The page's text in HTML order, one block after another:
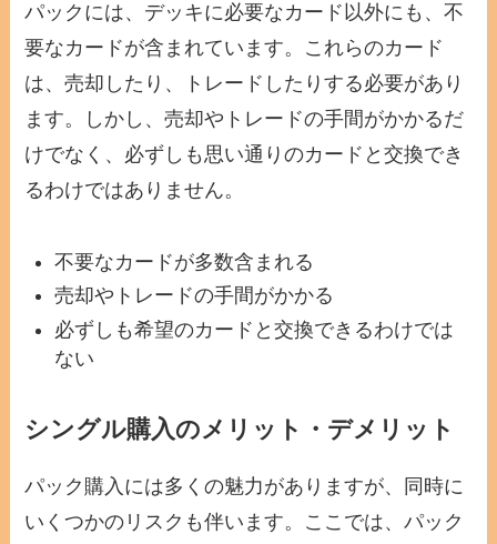
パックには、デッキに必要なカード以外にも、不
要なカードが含まれています。これらのカード
は、売却したり、トレードしたりする必要があり
ます。しかし、売却やトレードの手間がかかるだ
けでなく、必ずしも思い通りのカードと交換でき
るわけではありません。
不要なカードが多数含まれる
売却やトレードの手間がかかる
必ずしも希望のカードと交換できるわけでは
ない
シングル購入のメリット・デメリット
パック購入には多くの魅力がありますが、同時に
いくつかのリスクも伴います。ここでは、パック